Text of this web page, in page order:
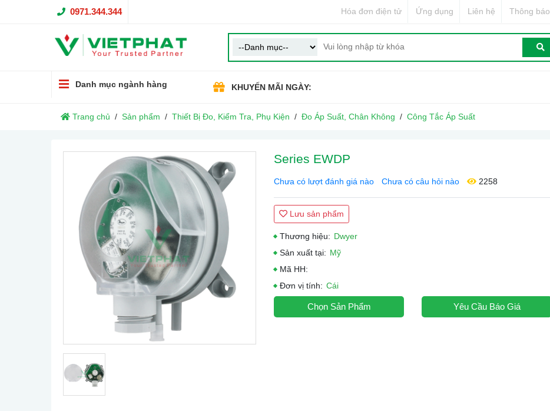
0971.344.344 Hóa đơn điện tử Ứng dụng Liên hệ Thông báo
Danh mục ngành hàng KHUYẾN MÃI NGÀY:
Trang chủ Sản phẩm Thiết Bị Đo, Kiểm Tra, Phụ Kiện Đo Áp Suất, Chân Không Công Tắc Áp Suất
Series EWDP
Chưa có lượt đánh giá nào Chưa có câu hỏi nào 2258
Lưu sản phẩm
Thương hiệu: Dwyer
Sản xuất tại: Mỹ
Mã HH:
Đơn vị tính: Cái
Chọn Sản Phẩm Yêu Cầu Báo Giá